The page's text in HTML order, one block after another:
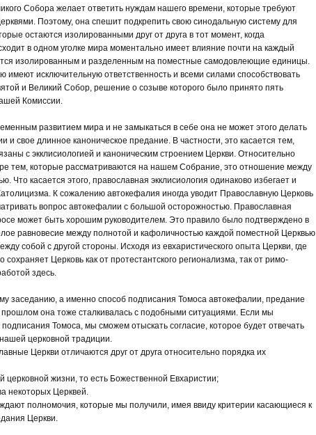
Собора желает ответить нуждам нашего времени, которые требуют
Поэтому, она спешит подкрепить свою синодальную систему для
остаются изолированными друг от друга в тот момент, когда
в одном уголке мира моментально имеет влияние почти на каждый
изолированным и разделенным на поместные самодовлеющие единицы.
исключительную ответственность и всеми силами способствовать
и Великий Собор, решение о созыве которого было принято пять
Комиссии.
развитием мира и не замыкаться в себе она не может этого делать
свое длинное каноническое предание. В частности, это касается тем,
с экклисиологией и каноническим строением Церкви. Относительно
тем, которые рассматриваются на нашем Собрание, это отношение между
касается этого, православная экклисиология одинаково избегает и
К сожалению автокефалия иногда уводит Православную Церковь
вопрос автокефалии с большой осторожностью. Православная
может быть хорошим руководителем. Это правило было подтверждено в
равновесие между полнотой и кафоличностью каждой поместной Церквью
собой с другой стороны. Исходя из евхаристического опыта Церкви, где
Церковь как от протестантского регионализма, так от римо-
здесь.
заседанию, а именно способ подписания Томоса автокефалии, предание
она тоже сталкивалась с подобными ситуациями. Если мы
Томоса, мы сможем отыскать согласие, которое будет отвечать
церковной традиции.
Церкви отличаются друг от друга относительно порядка их
жизни, то есть Божественной Евхаристии;
некоторых Церквей.
полномочия, которые мы получили, имея ввиду критерии касающиеся к
Церкви.